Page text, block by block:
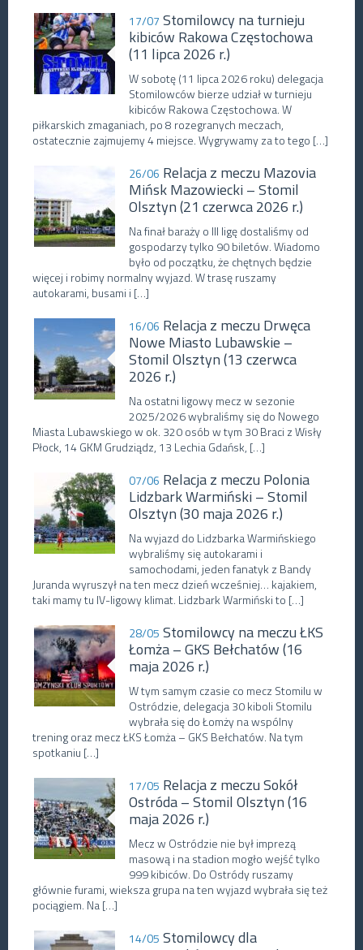
17/07 Stomilowcy na turnieju
kibiców Rakowa Częstochowa
(11 lipca 2026 r.)
W sobotę (11 lipca 2026 roku) delegacja
Stomilowców bierze udział w turnieju
kibiców Rakowa Częstochowa. W
piłkarskich zmaganiach, po 8 rozegranych meczach,
ostatecznie zajmujemy 4 miejsce. Wygrywamy za to tego […]
26/06 Relacja z meczu Mazovia
Mińsk Mazowiecki – Stomil
Olsztyn (21 czerwca 2026 r.)
Na finał baraży o III ligę dostaliśmy od
gospodarzy tylko 90 biletów. Wiadomo
było od początku, że chętnych będzie
więcej i robimy normalny wyjazd. W trasę ruszamy
autokarami, busami i […]
16/06 Relacja z meczu Drwęca
Nowe Miasto Lubawskie –
Stomil Olsztyn (13 czerwca
2026 r.)
Na ostatni ligowy mecz w sezonie
2025/2026 wybraliśmy się do Nowego
Miasta Lubawskiego w ok. 320 osób w tym 30 Braci z Wisły
Płock, 14 GKM Grudziądz, 13 Lechia Gdańsk, […]
07/06 Relacja z meczu Polonia
Lidzbark Warmiński – Stomil
Olsztyn (30 maja 2026 r.)
Na wyjazd do Lidzbarka Warmińskiego
wybraliśmy się autokarami i
samochodami, jeden fanatyk z Bandy
Juranda wyruszył na ten mecz dzień wcześniej… kajakiem,
taki mamy tu IV-ligowy klimat. Lidzbark Warmiński to […]
28/05 Stomilowcy na meczu ŁKS
Łomża – GKS Bełchatów (16
maja 2026 r.)
W tym samym czasie co mecz Stomilu w
Ostródzie, delegacja 30 kiboli Stomilu
wybrała się do Łomży na wspólny
trening oraz mecz ŁKS Łomża – GKS Bełchatów. Na tym
spotkaniu […]
17/05 Relacja z meczu Sokół
Ostróda – Stomil Olsztyn (16
maja 2026 r.)
Mecz w Ostródzie nie był imprezą
masową i na stadion mogło wejść tylko
999 kibiców. Do Ostródy ruszamy
głównie furami, wieksza grupa na ten wyjazd wybrała się też
pociągiem. Na […]
14/05 Stomilowcy dla